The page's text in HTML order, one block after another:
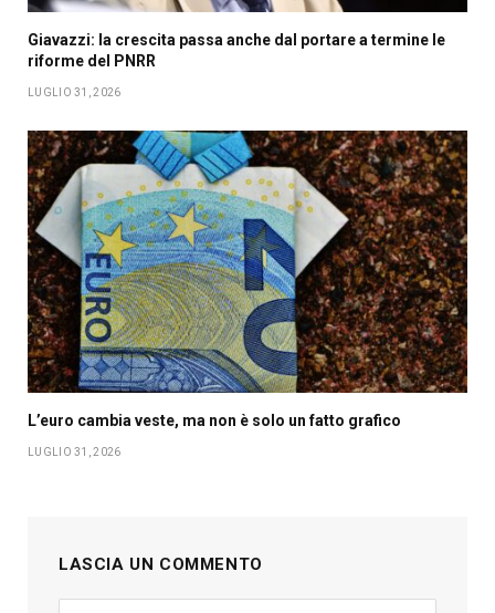
Giavazzi: la crescita passa anche dal portare a termine le
riforme del PNRR
LUGLIO 31, 2026
L’euro cambia veste, ma non è solo un fatto grafico
LUGLIO 31, 2026
LASCIA UN COMMENTO